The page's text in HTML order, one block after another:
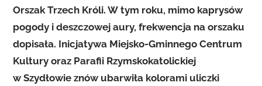
Orszak Trzech Króli. W tym roku, mimo kaprysów
pogody i deszczowej aury, frekwencja na orszaku
dopisała. Inicjatywa Miejsko-Gminnego Centrum
Kultury oraz Parafii Rzymskokatolickiej
w Szydłowie znów ubarwiła kolorami uliczki